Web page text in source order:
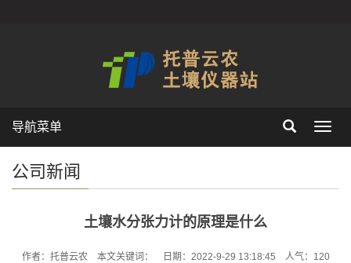
导航菜单
公司新闻
土壤水分张力计的原理是什么
作者：托普云农 本文关键词： 日期：2022-9-29 13:18:45 人气： 120